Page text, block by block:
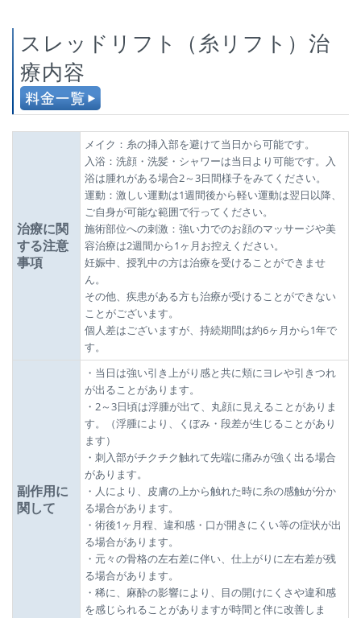
スレッドリフト（糸リフト）治
療内容
治療に関
する注意
事項
メイク：糸の挿入部を避けて当日から可能です。
入浴：洗顔・洗髪・シャワーは当日より可能です。入
浴は腫れがある場合2～3日間様子をみてください。
運動：激しい運動は1週間後から軽い運動は翌日以降、
ご自身が可能な範囲で行ってください。
施術部位への刺激：強い力でのお顔のマッサージや美
容治療は2週間から1ヶ月お控えください。
妊娠中、授乳中の方は治療を受けることができませ
ん。
その他、疾患がある方も治療が受けることができない
ことがございます。
個人差はございますが、持続期間は約6ヶ月から1年で
す。
副作用に
関して
・当日は強い引き上がり感と共に頬にヨレや引きつれ
が出ることがあります。
・2～3日頃は浮腫が出て、丸顔に見えることがありま
す。（浮腫により、くぼみ・段差が生じることがあり
ます）
・刺入部がチクチク触れて先端に痛みが強く出る場合
があります。
・人により、皮膚の上から触れた時に糸の感触が分か
る場合があります。
・術後1ヶ月程、違和感・口が開きにくい等の症状が出
る場合があります。
・元々の骨格の左右差に伴い、仕上がりに左右差が残
る場合があります。
・稀に、麻酔の影響により、目の開けにくさや違和感
を感じられることがありますが時間と伴に改善しま